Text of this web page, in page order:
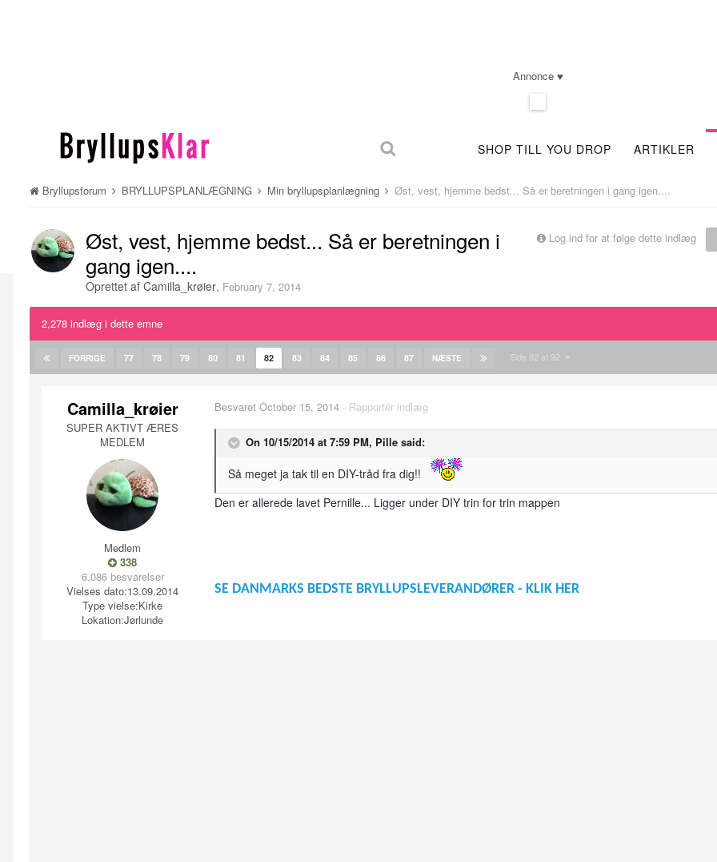
Annonce ♥
SHOP TILL YOU DROP ARTIKLER
Bryllupsforum BRYLLUPSPLANLÆGNING Min bryllupsplanlægning Øst, vest, hjemme bedst... Så er beretningen i gang igen....
Log ind for at følge dette indlæg
Øst, vest, hjemme bedst... Så er beretningen i
gang igen....
Oprettet af Camilla_krøier, February 7, 2014
2,278 indlæg i dette emne
FORRIGE 77 78 79 80 81 82 83 84 85 86 87 NÆSTE Side 82 af 92
Camilla_krøier
SUPER AKTIVT ÆRES
MEDLEM
Medlem
338
6,086 besvarelser
Vielses dato:13.09.2014
Type vielse:Kirke
Lokation:Jørlunde
Besvaret October 15, 2014 · Rapportér indlæg
On 10/15/2014 at 7:59 PM, Pille said:
Så meget ja tak til en DIY-tråd fra dig!!
Den er allerede lavet Pernille... Ligger under DIY trin for trin mappen
SE DANMARKS BEDSTE BRYLLUPSLEVERANDØRER - KLIK HER